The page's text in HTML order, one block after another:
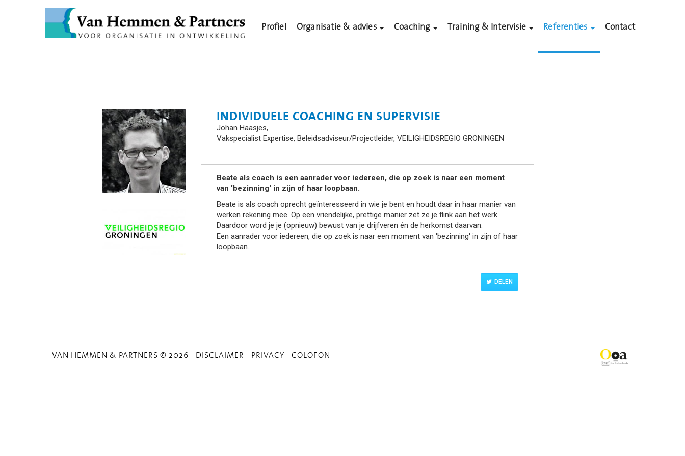
Profiel Organisatie & advies Coaching Training & Intervisie Referenties Contact
INDIVIDUELE COACHING EN SUPERVISIE
Johan Haasjes,
Vakspecialist Expertise, Beleidsadviseur/Projectleider, VEILIGHEIDSREGIO GRONINGEN
Beate als coach is een aanrader voor iedereen, die op zoek is naar een moment
van 'bezinning' in zijn of haar loopbaan.
Beate is als coach oprecht geïnteresseerd in wie je bent en houdt daar in haar manier van
werken rekening mee. Op een vriendelijke, prettige manier zet ze je flink aan het werk.
Daardoor word je je (opnieuw) bewust van je drijfveren én de herkomst daarvan.
Een aanrader voor iedereen, die op zoek is naar een moment van 'bezinning' in zijn of haar
loopbaan.
DELEN
VAN HEMMEN & PARTNERS © 2026 DISCLAIMER PRIVACY COLOFON